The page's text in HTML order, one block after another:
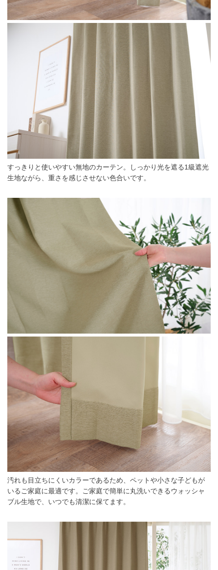
すっきりと使いやすい無地のカーテン。しっかり光を遮る1級遮光
生地ながら、重さを感じさせない色合いです。
汚れも目立ちにくいカラーであるため、ペットや小さな子どもが
いるご家庭に最適です。ご家庭で簡単に丸洗いできるウォッシャ
ブル生地で、いつでも清潔に保てます。